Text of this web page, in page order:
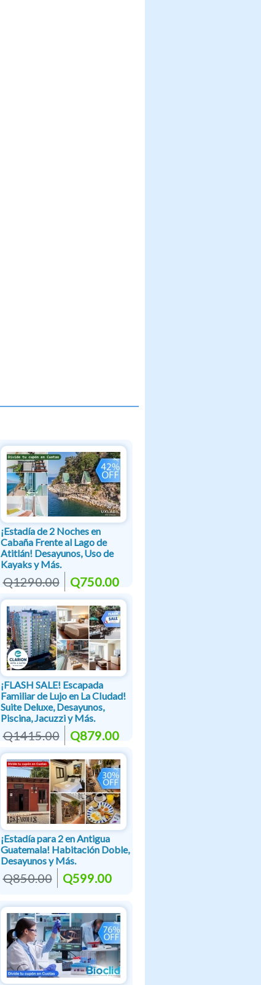
¡Estadía de 2 Noches en
Cabaña Frente al Lago de
Atitlán! Desayunos, Uso de
Kayaks y Más.
Q1290.00 Q750.00
¡FLASH SALE! Escapada
Familiar de Lujo en La CIudad!
Suite Deluxe, Desayunos,
Piscina, Jacuzzi y Más.
Q1415.00 Q879.00
¡Estadía para 2 en Antigua
Guatemala! Habitación Doble,
Desayunos y Más.
Q850.00 Q599.00